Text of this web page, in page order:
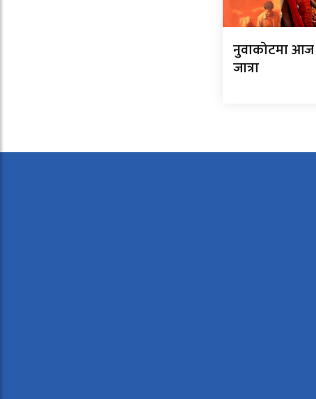
नुवाकोटमा आज
जात्रा